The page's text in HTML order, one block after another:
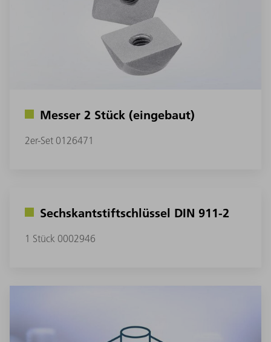
Messer 2 Stück (eingebaut)
2er-Set 0126471
Sechskantstiftschlüssel DIN 911-2
1 Stück 0002946